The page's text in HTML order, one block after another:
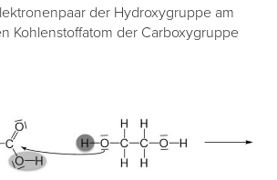
der Hydroxygruppe am
Kohlenstoffatom der Carboxygruppe